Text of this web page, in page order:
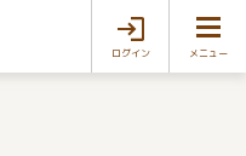
ログイン メニュー